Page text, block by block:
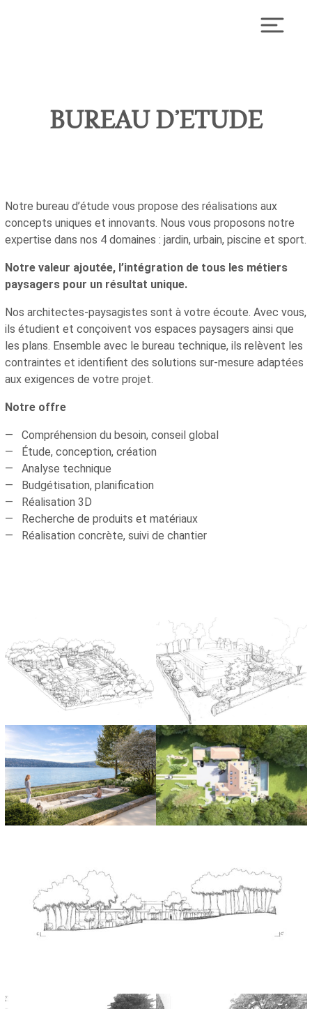
BUREAU D’ETUDE
Notre bureau d’étude vous propose des réalisations aux
concepts uniques et innovants. Nous vous proposons notre
expertise dans nos 4 domaines : jardin, urbain, piscine et sport.
Notre valeur ajoutée, l’intégration de tous les métiers
paysagers pour un résultat unique.
Nos architectes-paysagistes sont à votre écoute. Avec vous,
ils étudient et conçoivent vos espaces paysagers ainsi que
les plans. Ensemble avec le bureau technique, ils relèvent les
contraintes et identifient des solutions sur-mesure adaptées
aux exigences de votre projet.
Notre offre
Compréhension du besoin, conseil global
Étude, conception, création
Analyse technique
Budgétisation, planification
Réalisation 3D
Recherche de produits et matériaux
Réalisation concrète, suivi de chantier